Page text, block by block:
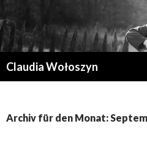
Claudia Wołoszyn
Archiv für den Monat: